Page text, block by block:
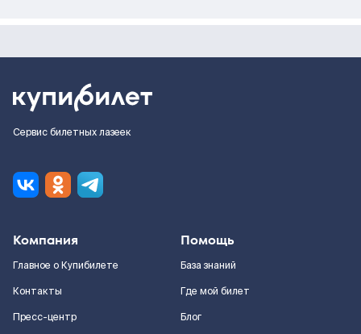
Сервис билетных лазеек
Компания
Главное о Купибилете
Контакты
Пресс-центр
Помощь
База знаний
Где мой билет
Блог